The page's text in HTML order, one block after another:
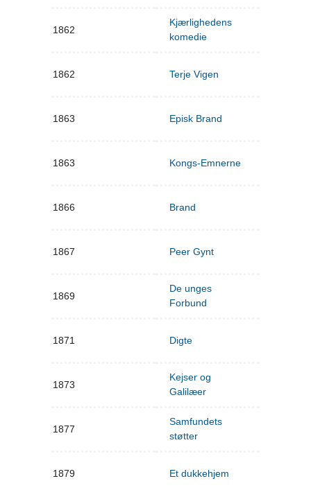
1862
Kjærlighedens
komedie
1862 Terje Vigen
1863 Episk Brand
1863 Kongs-Emnerne
1866 Brand
1867 Peer Gynt
1869
De unges
Forbund
1871 Digte
1873
Kejser og
Galilæer
1877
Samfundets
støtter
1879 Et dukkehjem